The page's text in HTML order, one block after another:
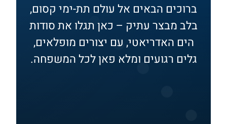
ברוכים הבאים אל עולם תת-ימי קסום,
בלב מבצר עתיק – כאן תגלו את סודות
הים האדריאטי, עם יצורים מופלאים,
גלים רגועים ומלא פאן לכל המשפחה.